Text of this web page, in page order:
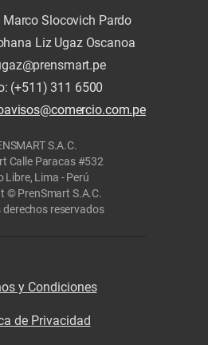
Marco Slocovich Pardo
Liz Ugaz Oscanoa
(+511) 311 6500
S.A.C.
Calle Paracas #532
Libre, Lima - Perú
© PrenSmart S.A.C.
derechos reservados
y Condiciones
de Privacidad